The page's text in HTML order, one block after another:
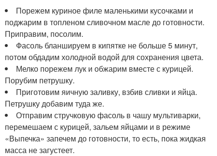
Порежем куриное филе маленькими кусочками и
поджарим в топленом сливочном масле до готовности.
Приправим, посолим.
Фасоль бланшируем в кипятке не больше 5 минут,
потом обдадим холодной водой для сохранения цвета.
Мелко порежем лук и обжарим вместе с курицей.
Порубим петрушку.
Приготовим яичную заливку, взбив сливки и яйца.
Петрушку добавим туда же.
Отправим стручковую фасоль в чашу мультиварки,
перемешаем с курицей, зальем яйцами и в режиме
«Выпечка» запечем до готовности, то есть, пока жидкая
масса не загустеет.